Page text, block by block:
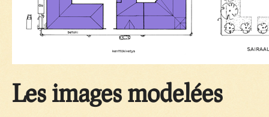
Les images modelées